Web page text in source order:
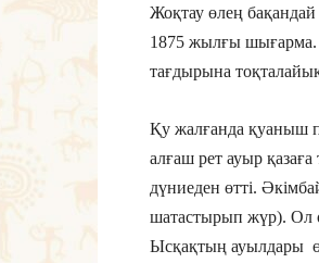
Жоқтау өлең
1875 жылғы шығарма.
тағдырына
Қу жалғанда қуаныш
алғаш рет ауыр
дүниеден өтті.
шатастырып жүр). Ол
Ысқақтың ауылдары